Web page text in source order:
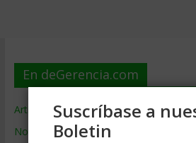
En deGerencia.com
Artículos de Gerencia
Noticias de Gerencia
Suscríbase a
Boletin